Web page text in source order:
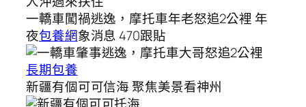
一轎車闖禍逃逸，摩托車年老怒追2公裡 年
夜包養網象消息 470跟貼
長期包養
新疆有個可可信海 聚焦美景看神州